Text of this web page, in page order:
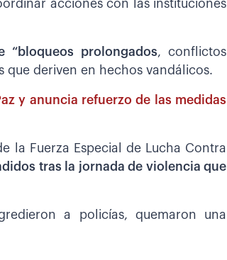
acciones con las instituciones
“bloqueos prolongados, conflictos
que deriven en hechos vandálicos.
y anuncia refuerzo de las medidas
la Fuerza Especial de Lucha Contra
tras la jornada de violencia que
a policías, quemaron una